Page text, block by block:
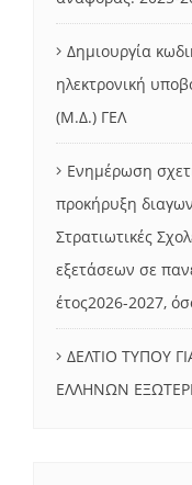
Δημιουργία
ηλεκτρονική
(Μ.Δ.) ΓΕΛ
Ενημέρωση
προκήρυξη
Στρατιωτικές
εξετάσεων σε
έτος2026-2027,
ΔΕΛΤΙΟ ΤΥΠΟΥ
ΕΛΛΗΝΩΝ